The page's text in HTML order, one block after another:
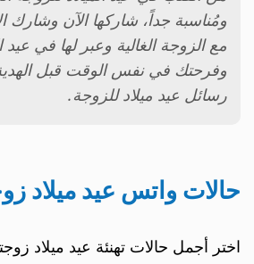
ومُناسبة جداً، شاركها الآن وشارك
مع الزوجة الغالية وعبر لها في
وفرحتك في نفس الوقت قبل
رسائل عيد ميلاد للزوجة.
حالات واتس عيد ميلاد
اختر أجمل حالات تهنئة عيد ميلاد